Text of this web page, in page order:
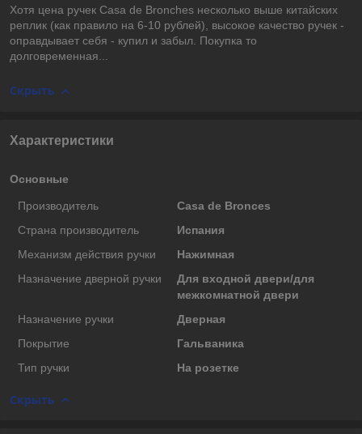
Хотя цена ручек Casa de Bronches несколько выше китайских
реплик (как правило на 6-10 рублей), высокое качество ручек -
оправдывает себя - купил и забыл. Покупка то
долговременная...
Скрыть
Характеристики
Основные
Производитель
Casa de Bronces
Страна производитель
Испания
Механизм действия ручки
Нажимная
Назначение дверной ручки
Для входной двери/для
межкомнатной двери
Назначение ручки
Дверная
Покрытие
Гальваника
Тип ручки
На розетке
Скрыть